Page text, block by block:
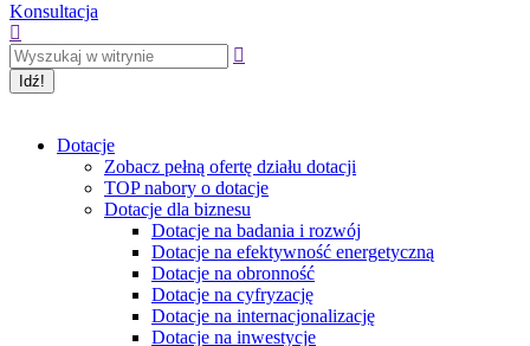
Konsultacja
Dotacje
Zobacz pełną ofertę działu dotacji
TOP nabory o dotacje
Dotacje dla biznesu
Dotacje na badania i rozwój
Dotacje na efektywność energetyczną
Dotacje na obronność
Dotacje na cyfryzację
Dotacje na internacjonalizację
Dotacje na inwestycje